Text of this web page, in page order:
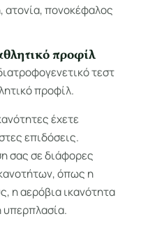
ατονία, πονοκέφαλος
προφίλ
τεστ
προφίλ.
έχετε
επιδόσεις.
σας σε διάφορες
όπως η
η αερόβια ικανότητα
υπερπλασία.